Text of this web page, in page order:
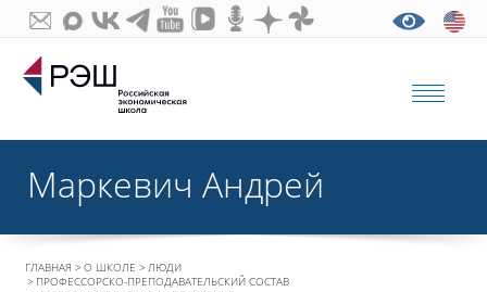
Маркевич Андрей
ГЛАВНАЯ О ШКОЛЕ
ЛЮДИ
ПРОФЕССОРСКО-ПРЕПОДАВАТЕЛЬСКИЙ СОСТАВ